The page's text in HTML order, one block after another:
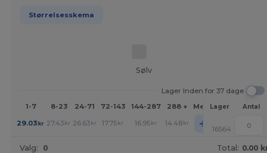
Størrelsesskema
Sølv
Lager Inden for 37 dage
1-7
8-23 24-71 72-143 144-287 288 + MereLager Antal
29.03kr 27.43 kr 26.63 kr 17.75 kr 16.95 kr 14.48 kr + 16564
Valg: 0 Total: 0.00